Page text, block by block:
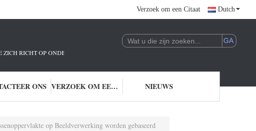
Verzoek om een Citaat Dutch
RICHT OP ONDERZOEK EN ONTWIKKELING EN TOEPASSING VAN AI-
ONS VERZOEK OM EEN CITAAT NIEUWS
op Beeldverwerking worden gebaseerd